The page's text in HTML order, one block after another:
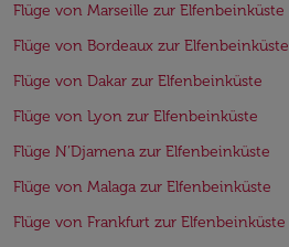
Flüge von Marseille zur Elfenbeinküste
Flüge von Bordeaux zur Elfenbeinküste
Flüge von Dakar zur Elfenbeinküste
Flüge von Lyon zur Elfenbeinküste
Flüge N’Djamena zur Elfenbeinküste
Flüge von Malaga zur Elfenbeinküste
Flüge von Frankfurt zur Elfenbeinküste